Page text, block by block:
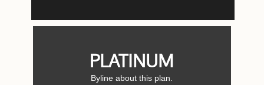
PLATINUM
Byline about this plan.